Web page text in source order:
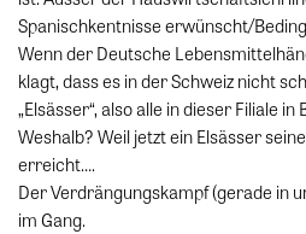
Spanischkentnisse erwünscht/
Wenn der Deutsche
klagt, dass es in der Schweiz nicht
„Elsässer“, also alle in dieser Filiale
Weshalb? Weil jetzt ein Elsässer
erreicht….
Der Verdrängungskampf (gerade in
im Gang.